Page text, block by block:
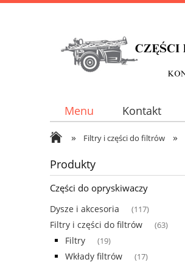
Menu Kontakt
» Filtry i części do filtrów »
Produkty
Części do opryskiwaczy
Dysze i akcesoria (117)
Filtry i części do filtrów (63)
Filtry (19)
Wkłady filtrów (17)